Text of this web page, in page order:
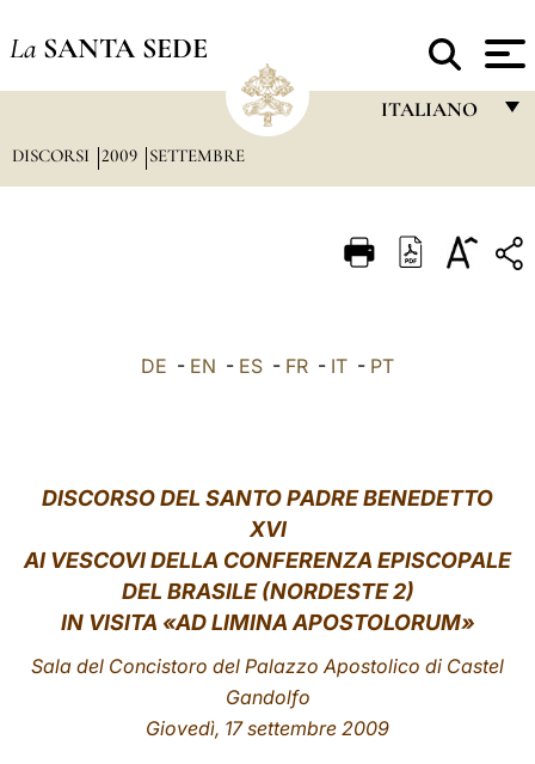
La SANTA SEDE
ITALIANO
ITALIANO
LATINE
DISCORSI 2009 SETTEMBRE
DE - EN - ES - FR - IT - PT
DISCORSO DEL SANTO PADRE BENEDETTO
XVI
AI VESCOVI DELLA CONFERENZA EPISCOPALE
DEL BRASILE (NORDESTE 2)
IN VISITA «AD LIMINA APOSTOLORUM»
Sala del Concistoro del Palazzo Apostolico di Castel
Gandolfo
Giovedì, 17 settembre 2009